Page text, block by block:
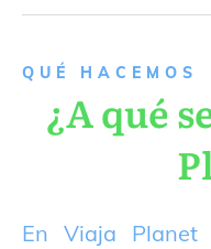
QUÉ HACEMOS
¿A qué
En Viaja Planet